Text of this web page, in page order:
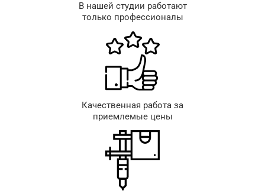
В нашей студии работают
только профессионалы
Качественная работа за
приемлемые цены